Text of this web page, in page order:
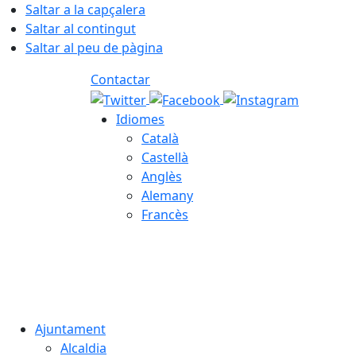
Saltar a la capçalera
Saltar al contingut
Saltar al peu de pàgina
Contactar
Idiomes
Català
Castellà
Anglès
Alemany
Francès
Ajuntament
Alcaldia